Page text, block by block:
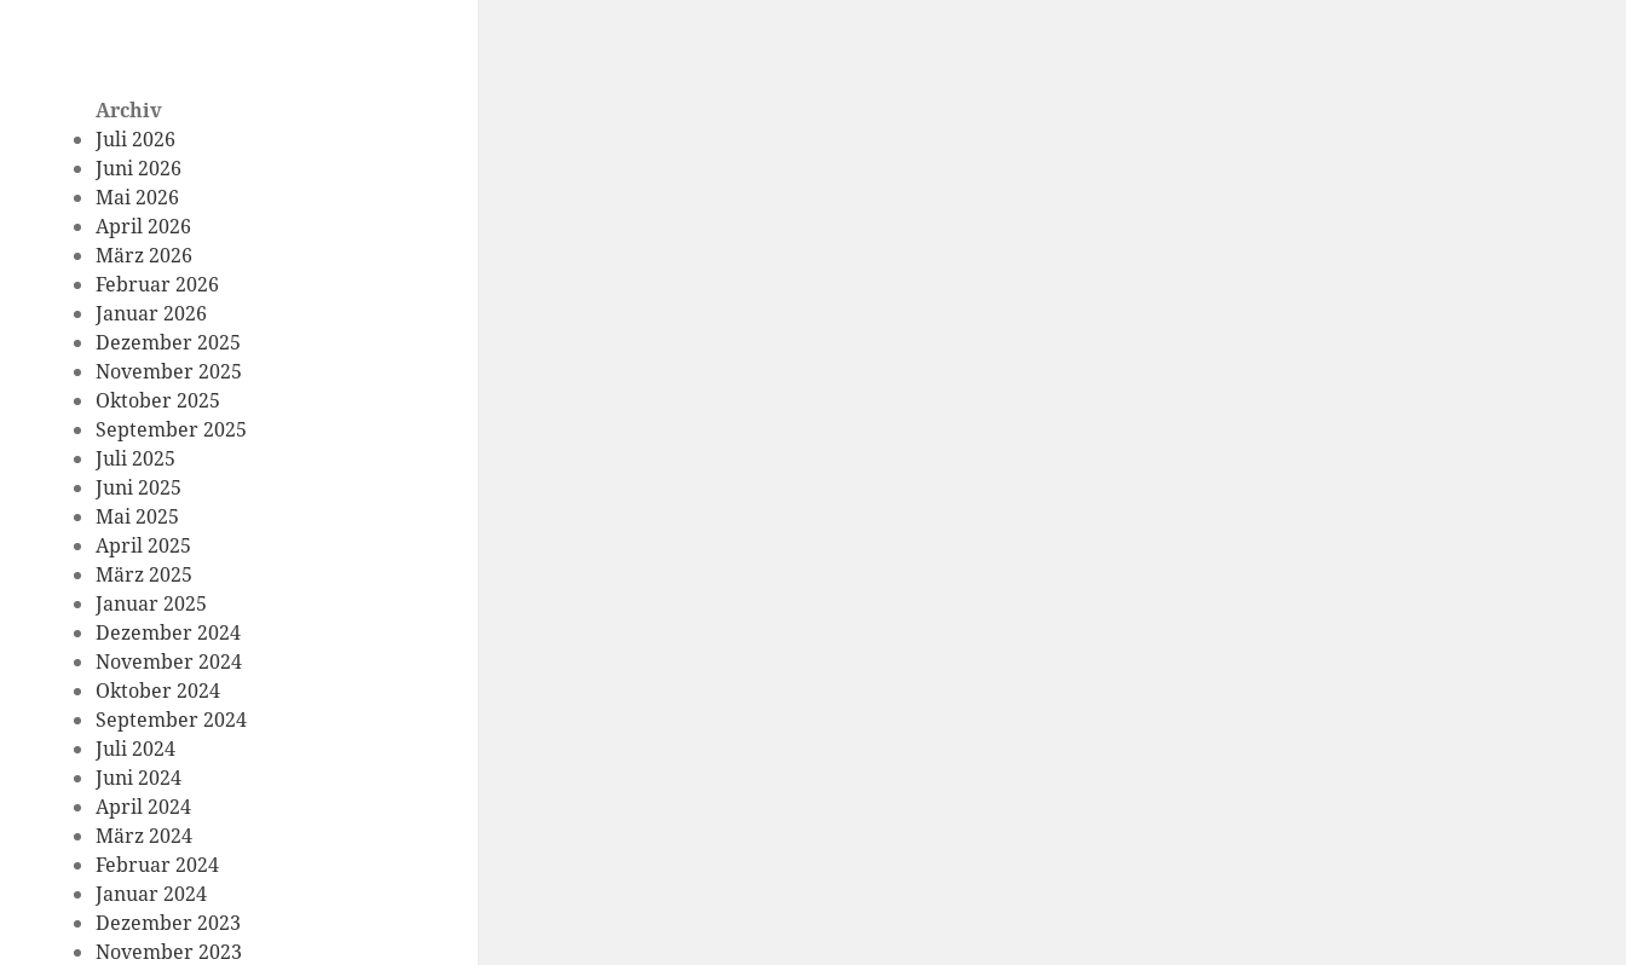
Archiv
Juli 2026
Juni 2026
Mai 2026
April 2026
März 2026
Februar 2026
Januar 2026
Dezember 2025
November 2025
Oktober 2025
September 2025
Juli 2025
Juni 2025
Mai 2025
April 2025
März 2025
Januar 2025
Dezember 2024
November 2024
Oktober 2024
September 2024
Juli 2024
Juni 2024
April 2024
März 2024
Februar 2024
Januar 2024
Dezember 2023
November 2023